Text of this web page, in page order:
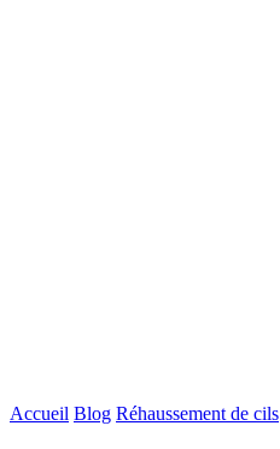
Accueil Blog Réhaussement de cils